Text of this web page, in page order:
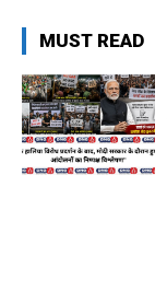
MUST READ